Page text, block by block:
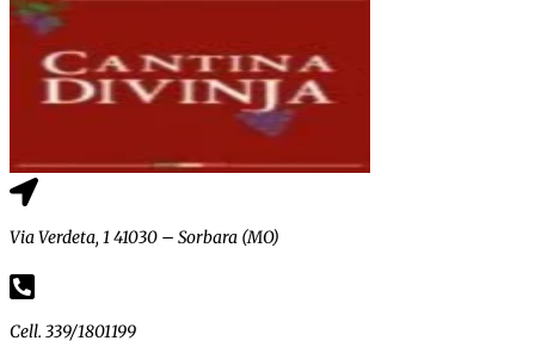
Via Verdeta, 1 41030 – Sorbara (MO)
Cell. 339/1801199